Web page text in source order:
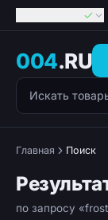
004.RU
Поиск товаров
Главная Поиск
по запросу